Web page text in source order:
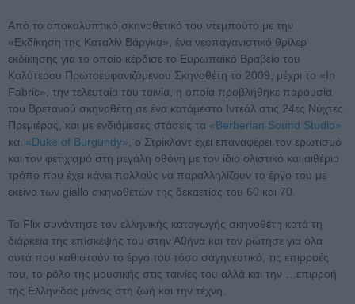
Από το αποκαλυπτικό σκηνοθετικό του ντεμπούτο με την
«Εκδίκηση της Καταλίν Βάργκα», ένα νεοπαγανιστικό θρίλερ
εκδίκησης για το οποίο κέρδισε το Ευρωπαϊκό Βραβείο του
Καλύτερου Πρωτοεμφανιζόμενου Σκηνοθέτη το 2009, μέχρι το «In
Fabric», την τελευταία του ταινία, η οποία προβλήθηκε παρουσία
του Βρετανού σκηνοθέτη σε ένα κατάμεστο Ιντεάλ στις 24ες Νύχτες
Πρεμιέρας, και με ενδιάμεσες στάσεις τα «Berberian Sound Studio»
και «Duke of Burgundy» , ο Στρίκλαντ έχει επαναφέρει τον ερωτισμό
και τον φετιχισμό στη μεγάλη οθόνη με τον ίδιο ολιστικό και αιθέριο
τρόπο που έχει κάνει πολλούς να παραλληλίζουν το έργο του με
εκείνο των giallo σκηνοθετών της δεκαετίας του 60 και 70.
Το Flix συνάντησε τον ελληνικής καταγωγής σκηνοθέτη κατά τη
διάρκεια της επίσκεψής του στην Αθήνα και τον ρώτησε για όλα
αυτά που καθιστούν το έργο του τόσο σαγηνευτικό, τις επιρροές
του, το ρόλο της μουσικής στις ταινίες του αλλά και την …επιρροή
της Ελληνίδας μάνας στη ζωή και την τέχνη.